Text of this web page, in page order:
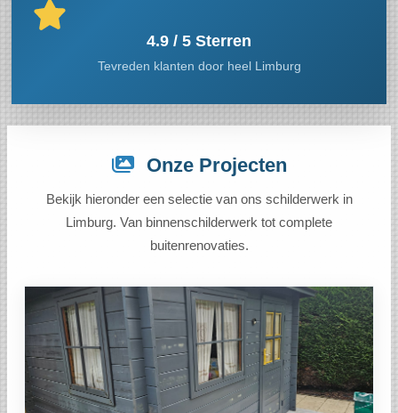
4.9 / 5 Sterren
Tevreden klanten door heel Limburg
Onze Projecten
Bekijk hieronder een selectie van ons schilderwerk in
Limburg. Van binnenschilderwerk tot complete
buitenrenovaties.